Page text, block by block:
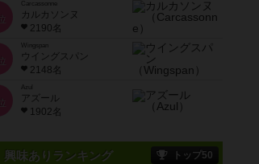
位
Carcassonne
カルカソンヌ
2190名
位
Wingspan
ウイングスパン
2148名
位
Azul
アズール
1902名
興味ありランキング トップ50